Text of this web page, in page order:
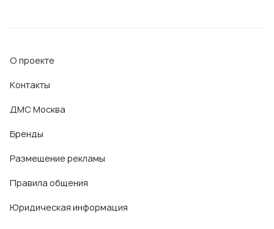
О проекте
Контакты
ДМС Москва
Бренды
Размещение рекламы
Правила общения
Юридическая информация